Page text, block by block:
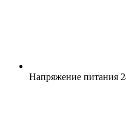
Напряжение питания